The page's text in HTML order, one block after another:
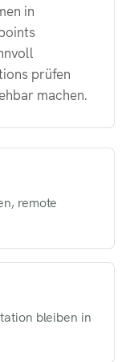
in
prüfen
machen.
remote
bleiben in